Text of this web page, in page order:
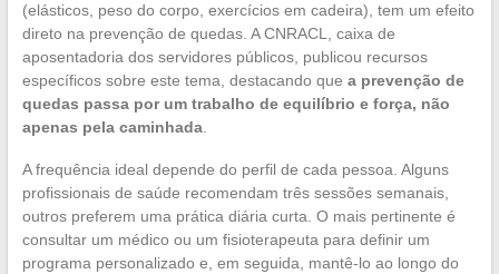
(elásticos, peso do corpo, exercícios em cadeira), tem um efeito
direto na prevenção de quedas. A CNRACL, caixa de
aposentadoria dos servidores públicos, publicou recursos
específicos sobre este tema, destacando que a prevenção de
quedas passa por um trabalho de equilíbrio e força, não
apenas pela caminhada.
A frequência ideal depende do perfil de cada pessoa. Alguns
profissionais de saúde recomendam três sessões semanais,
outros preferem uma prática diária curta. O mais pertinente é
consultar um médico ou um fisioterapeuta para definir um
programa personalizado e, em seguida, mantê-lo ao longo do